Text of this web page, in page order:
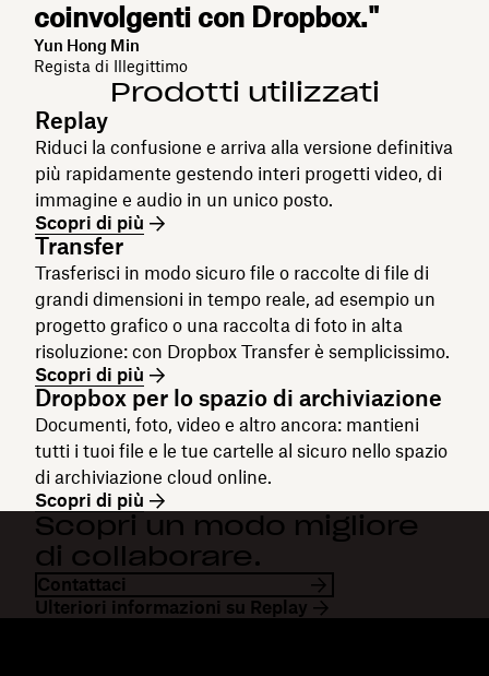
coinvolgenti con Dropbox."
Yun Hong Min
Regista di Illegittimo
Prodotti utilizzati
Replay
Riduci la confusione e arriva alla versione definitiva
più rapidamente gestendo interi progetti video, di
immagine e audio in un unico posto.
Scopri di più
Transfer
Trasferisci in modo sicuro file o raccolte di file di
grandi dimensioni in tempo reale, ad esempio un
progetto grafico o una raccolta di foto in alta
risoluzione: con Dropbox Transfer è semplicissimo.
Scopri di più
Dropbox per lo spazio di archiviazione
Documenti, foto, video e altro ancora: mantieni
tutti i tuoi file e le tue cartelle al sicuro nello spazio
di archiviazione cloud online.
Scopri di più
Scopri un modo migliore
di collaborare.
Contattaci
Ulteriori informazioni su Replay